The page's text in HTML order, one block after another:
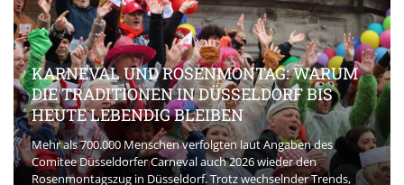
KARNEVAL UND ROSENMONTAG: WARUM
DIE TRADITIONEN IN DÜSSELDORF BIS
HEUTE LEBENDIG BLEIBEN
Mehr als 700.000 Menschen verfolgten laut Angaben des
Comitee Düsseldorfer Carneval auch 2026 wieder den
Rosenmontagszug in Düsseldorf. Trotz wechselnder Trends,